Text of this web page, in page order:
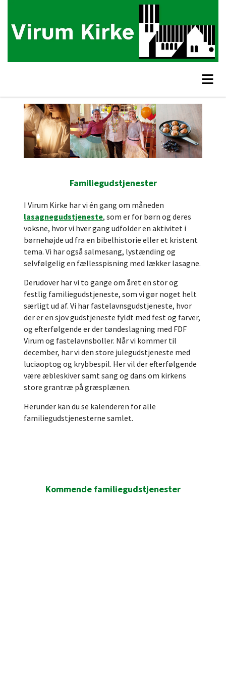
Familiegudstjenester
I Virum Kirke har vi én gang om måneden
lasagnegudstjeneste, som er for børn og deres
voksne, hvor vi hver gang udfolder en aktivitet i
børnehøjde ud fra en bibelhistorie eller et kristent
tema. Vi har også salmesang, lystænding og
selvfølgelig en fællesspisning med lækker lasagne.
Derudover har vi to gange om året en stor og
festlig familiegudstjeneste, som vi gør noget helt
særligt ud af. Vi har fastelavnsgudstjeneste, hvor
der er en sjov gudstjeneste fyldt med fest og farver,
og efterfølgende er der tøndeslagning med FDF
Virum og fastelavnsboller. Når vi kommer til
december, har vi den store julegudstjeneste med
luciaoptog og krybbespil. Her vil der efterfølgende
være æbleskiver samt sang og dans om kirkens
store grantræ på græsplænen.
Herunder kan du se kalenderen for alle
familiegudstjenesterne samlet.
Kommende familiegudstjenester